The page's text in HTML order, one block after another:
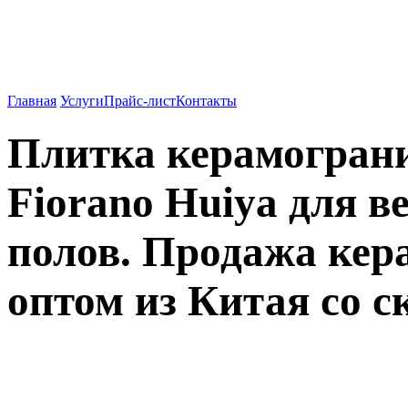
Главная УслугиПрайс-листКонтакты
Плитка
Fiorano Huiya для
полов. Продажа
оптом из Китая со